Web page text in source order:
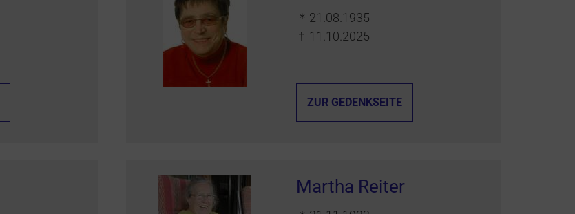
＊ 21.08.1935
† 11.10.2025
ZUR GEDENKSEITE
Martha Reiter